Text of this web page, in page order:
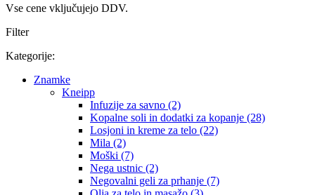
Vse cene vključujejo DDV.
Filter
Kategorije:
Znamke
Kneipp
Infuzije za savno (2)
Kopalne soli in dodatki za kopanje (28)
Losjoni in kreme za telo (22)
Mila (2)
Moški (7)
Nega ustnic (2)
Negovalni geli za prhanje (7)